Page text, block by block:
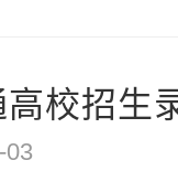
校招生
03